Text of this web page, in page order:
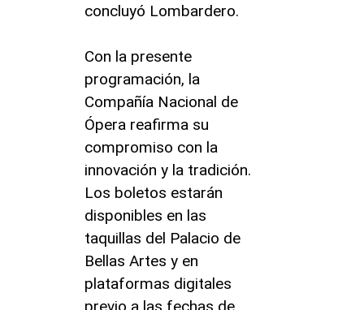
concluyó Lombardero.
Con la presente
programación, la
Compañía Nacional de
Ópera reafirma su
compromiso con la
innovación y la tradición.
Los boletos estarán
disponibles en las
taquillas del Palacio de
Bellas Artes y en
plataformas digitales